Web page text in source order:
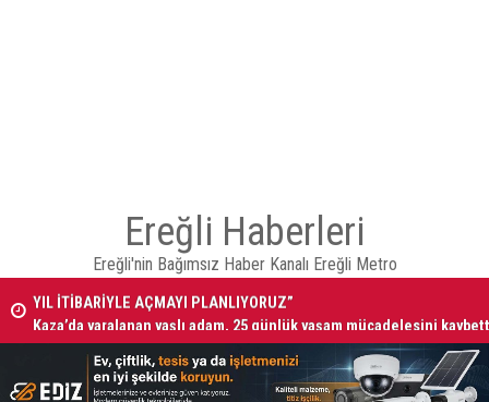
Ereğli Haberleri
Ereğli'nin Bağımsız Haber Kanalı Ereğli Metro
Kaza’da yaralanan yaşlı adam, 25 günlük yaşam mücadelesini